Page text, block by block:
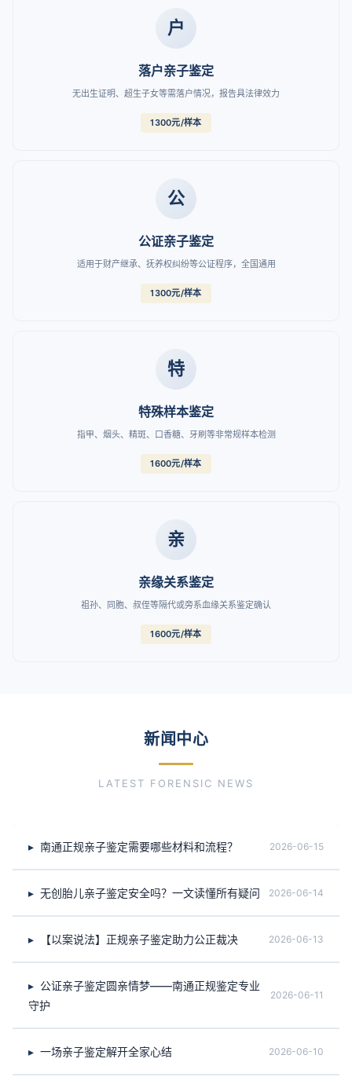
户
落户亲子鉴定
无出生证明、超生子女等需落户情况，报告具法律效力
1300元/样本
公
公证亲子鉴定
适用于财产继承、抚养权纠纷等公证程序，全国通用
1300元/样本
特
特殊样本鉴定
指甲、烟头、精斑、口香糖、牙刷等非常规样本检测
1600元/样本
亲
亲缘关系鉴定
祖孙、同胞、叔侄等隔代或旁系血缘关系鉴定确认
1600元/样本
新闻中心
LATEST FORENSIC NEWS
南通正规亲子鉴定需要哪些材料和流程？ 2026-06-15
无创胎儿亲子鉴定安全吗？一文读懂所有疑问 2026-06-14
【以案说法】正规亲子鉴定助力公正裁决 2026-06-13
公证亲子鉴定圆亲情梦——南通正规鉴定专业
守护
2026-06-11
一场亲子鉴定解开全家心结 2026-06-10